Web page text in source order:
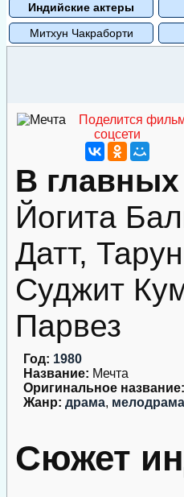
Индийские актеры
Митхун Чакраборти
Поделится
соцсети
В
Йогита
Датт,
Суджит
Парвез
Год: 1980
Название: Мечта
Оригинальное название:
Жанр: драма, мелодрама
Сюжет